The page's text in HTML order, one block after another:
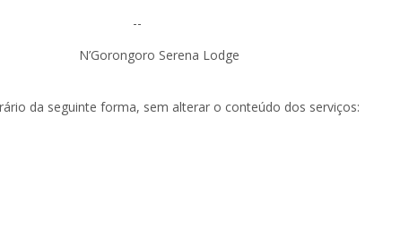
Lodge --
Serena Lodge
da seguinte forma, sem alterar o conteúdo dos serviços: